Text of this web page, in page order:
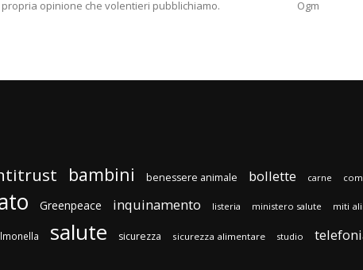
propria opinione che volentieri pubblichiamo.
Ogm
bambini benessere animale bollette carne
Greenpeace inquinamento listeria ministero salute miti
salute sicurezza sicurezza alimentare studio